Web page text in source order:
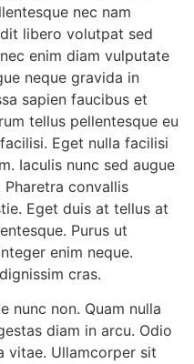
nec nam
libero volutpat sed
enim diam vulputate
neque gravida in
sapien faucibus et
tellus pellentesque eu
Eget nulla facilisi
Iaculis nunc sed augue
convallis
Eget duis at tellus at
Purus ut
enim neque.
cras.
nunc non. Quam nulla
diam in arcu. Odio
vitae. Ullamcorper sit